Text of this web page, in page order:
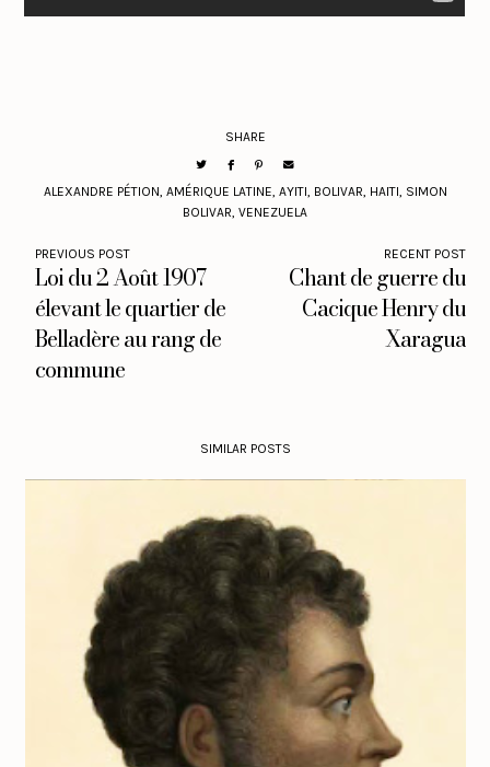
SHARE
ALEXANDRE PÉTION, AMÉRIQUE LATINE, AYITI, BOLIVAR, HAITI, SIMON
BOLIVAR, VENEZUELA
PREVIOUS POST
Loi du 2 Août 1907
élevant le quartier de
Belladère au rang de
commune
RECENT POST
Chant de guerre du
Cacique Henry du
Xaragua
SIMILAR POSTS